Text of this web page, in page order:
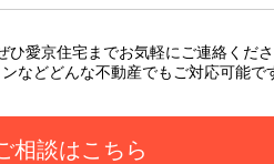
愛京住宅までお気軽にご連絡くださ
などどんな不動産でもご対応可能で
相談はこちら